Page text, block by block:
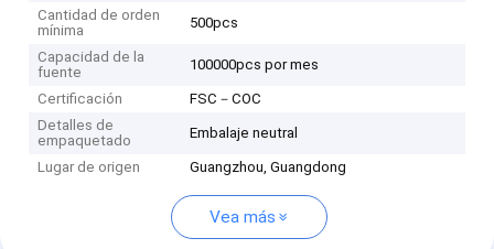
Cantidad de orden
mínima
500pcs
Capacidad de la
fuente
100000pcs por mes
Certificación
FSC－COC
Detalles de
empaquetado
Embalaje neutral
Lugar de origen Guangzhou, Guangdong
Vea más